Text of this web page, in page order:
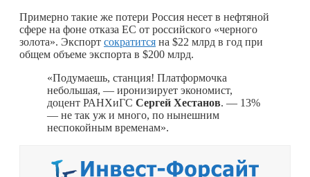
Примерно такие же потери Россия несет в нефтяной
сфере на фоне отказа ЕС от российского «черного
золота». Экспорт сократится на $22 млрд в год при
общем объеме экспорта в $200 млрд.
«Подумаешь, станция! Платформочка
небольшая, — иронизирует экономист,
доцент РАНХиГС Сергей Хестанов. — 13%
— не так уж и много, по нынешним
неспокойным временам».